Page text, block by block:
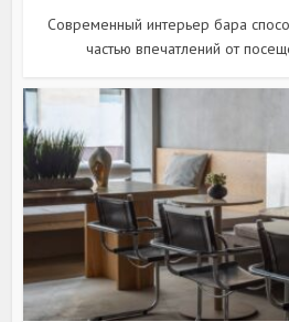
Современный интерьер бара
частью впечатлений от